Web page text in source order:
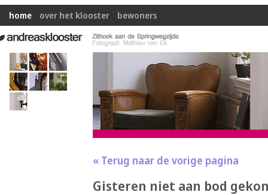
home over het klooster bewoners
« Terug naar de vorige pagina
Gisteren niet aan bod